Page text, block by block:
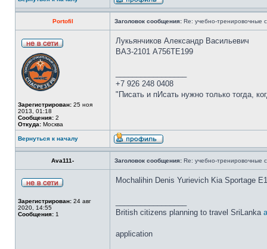
Portofil Заголовок сообщения: Re: учебно-тренировочные
Зарегистрирован: 25 ноя
2013, 01:18
Сообщения: 2
Откуда: Москва
Лукьянчиков Александр Васильевич
ВАЗ-2101 А756ТЕ199
+7 926 248 0408
"Писать и пИсать нужно только тогда,
Вернуться к началу
Ava111- Заголовок сообщения: Re: учебно-тренировочные
Зарегистрирован: 24 авг
2020, 14:55
Сообщения: 1
Mochalihin Denis Yurievich Kia Sportage
British citizens planning to travel SriLanka
application